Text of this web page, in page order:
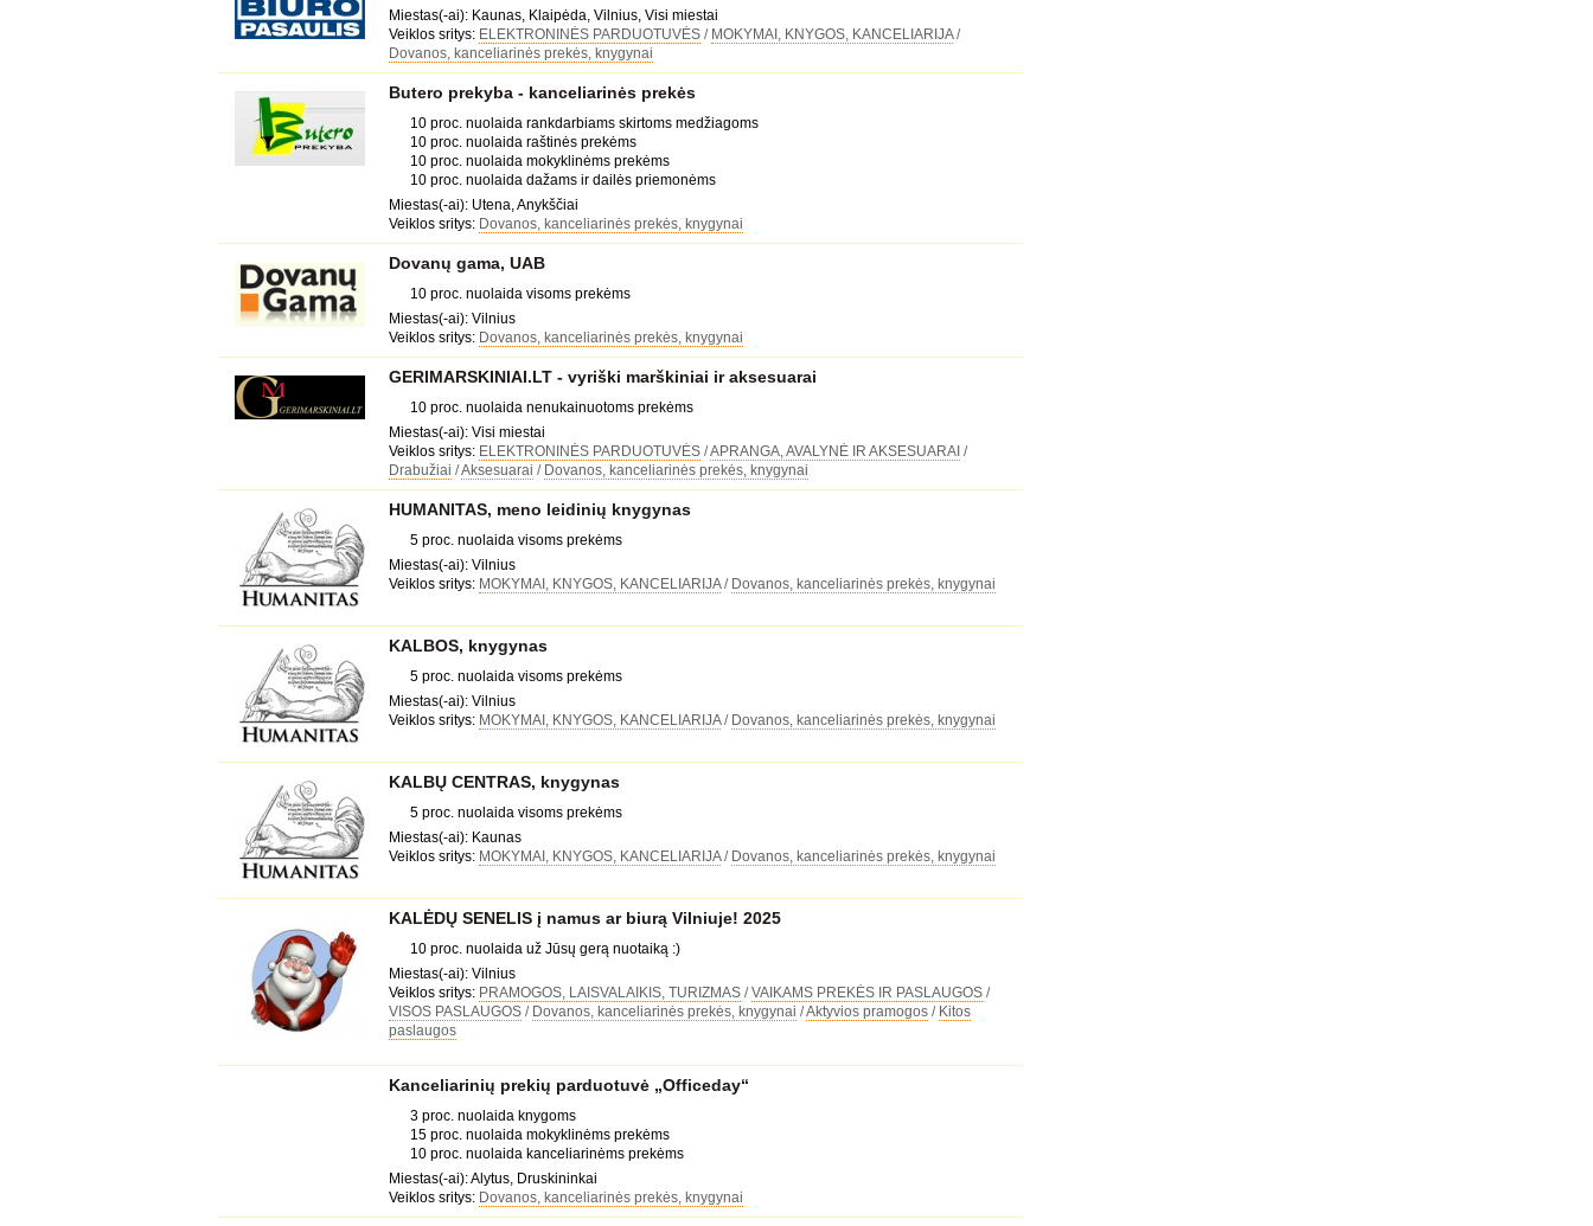
Miestas(-ai): Kaunas, Klaipėda, Vilnius, Visi miestai
Veiklos sritys: ELEKTRONINĖS PARDUOTUVĖS/ MOKYMAI, KNYGOS, KANCELIARIJA/
Dovanos, kanceliarinės prekės, knygynai
Butero prekyba - kanceliarinės prekės
10 proc. nuolaida rankdarbiams skirtoms medžiagoms
10 proc. nuolaida raštinės prekėms
10 proc. nuolaida mokyklinėms prekėms
10 proc. nuolaida dažams ir dailės priemonėms
Miestas(-ai): Utena, Anykščiai
Veiklos sritys: Dovanos, kanceliarinės prekės, knygynai
Dovanų gama, UAB
10 proc. nuolaida visoms prekėms
Miestas(-ai): Vilnius
Veiklos sritys: Dovanos, kanceliarinės prekės, knygynai
GERIMARSKINIAI.LT - vyriški marškiniai ir aksesuarai
10 proc. nuolaida nenukainuotoms prekėms
Miestas(-ai): Visi miestai
Veiklos sritys: ELEKTRONINĖS PARDUOTUVĖS/APRANGA, AVALYNĖ IR AKSESUARAI /
Drabužiai /Aksesuarai / Dovanos, kanceliarinės prekės, knygynai
HUMANITAS, meno leidinių knygynas
5 proc. nuolaida visoms prekėms
Miestas(-ai): Vilnius
Veiklos sritys: MOKYMAI, KNYGOS, KANCELIARIJA/ Dovanos, kanceliarinės prekės, knygynai
KALBOS, knygynas
5 proc. nuolaida visoms prekėms
Miestas(-ai): Vilnius
Veiklos sritys: MOKYMAI, KNYGOS, KANCELIARIJA/ Dovanos, kanceliarinės prekės, knygynai
KALBŲ CENTRAS, knygynas
5 proc. nuolaida visoms prekėms
Miestas(-ai): Kaunas
Veiklos sritys: MOKYMAI, KNYGOS, KANCELIARIJA/ Dovanos, kanceliarinės prekės, knygynai
KALĖDŲ SENELIS į namus ar biurą Vilniuje! 2025
10 proc. nuolaida už Jūsų gerą nuotaiką :)
Miestas(-ai): Vilnius
Veiklos sritys: PRAMOGOS, LAISVALAIKIS, TURIZMAS/VAIKAMS PREKĖS IR PASLAUGOS/
VISOS PASLAUGOS/ Dovanos, kanceliarinės prekės, knygynai /Aktyvios pramogos/ Kitos
paslaugos
Kanceliarinių prekių parduotuvė „Officeday“
3 proc. nuolaida knygoms
15 proc. nuolaida mokyklinėms prekėms
10 proc. nuolaida kanceliarinėms prekėms
Miestas(-ai): Alytus, Druskininkai
Veiklos sritys: Dovanos, kanceliarinės prekės, knygynai